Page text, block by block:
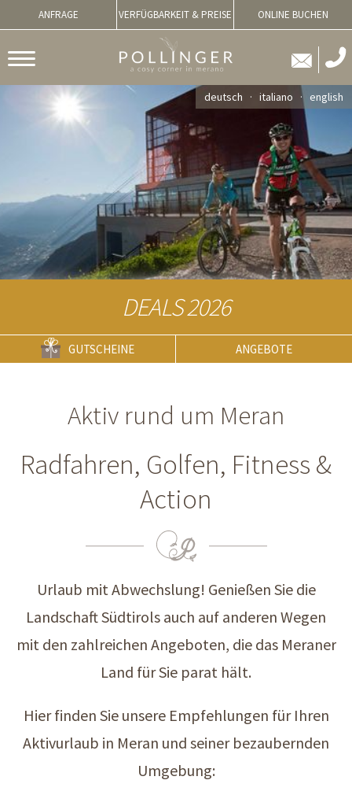
ANFRAGE VERFÜGBARKEIT & PREISE ONLINE BUCHEN
deutsch italiano english
DEALS 2026
GUTSCHEINE ANGEBOTE
Aktiv rund um Meran
Radfahren, Golfen, Fitness &
Action
Urlaub mit Abwechslung! Genießen Sie die
Landschaft Südtirols auch auf anderen Wegen
mit den zahlreichen Angeboten, die das Meraner
Land für Sie parat hält.
Hier finden Sie unsere Empfehlungen für Ihren
Aktivurlaub in Meran und seiner bezaubernden
Umgebung: